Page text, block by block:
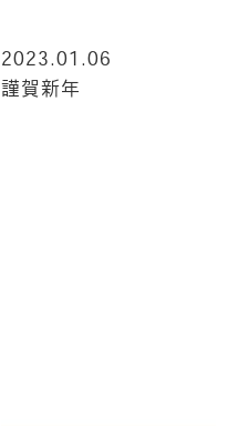
2023.01.06
謹賀新年